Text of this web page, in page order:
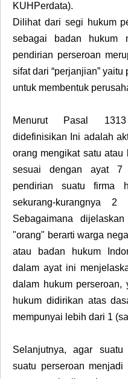
KUHPerdata).
Dilihat dari segi hukum
sebagai badan hukum
pendirian perseroan
sifat dari “perjanjian”
untuk membentuk
Menurut Pasal
didefinisikan Ini adalah
orang mengikat satu
sesuai dengan ayat 7
pendirian suatu firma
sekurang-kurangnya
Sebagaimana
"orang" berarti warga
atau badan hukum
dalam ayat ini
dalam hukum perseroan,
hukum didirikan atas
mempunyai lebih dari 1
Selanjutnya, agar
suatu perseroan